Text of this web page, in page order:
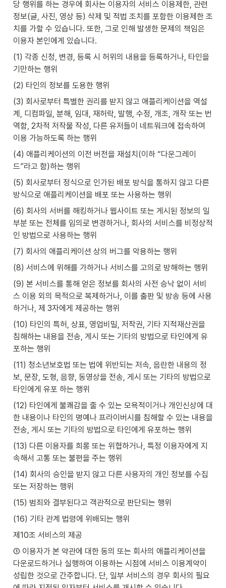
당 행위를 하는 경우에 회사는 이용자의 서비스 이용제한, 관련
정보(글, 사진, 영상 등) 삭제 및 적법 조치를 포함한 이용제한 조
치를 가할 수 있습니다. 또한, 그로 인해 발생한 문제의 책임은
이용자 본인에게 있습니다.
(1) 각종 신청, 변경, 등록 시 허위의 내용을 등록하거나, 타인을
기만하는 행위
(2) 타인의 정보를 도용한 행위
(3) 회사로부터 특별한 권리를 받지 않고 애플리케이션을 역설
계, 디컴파일, 분해, 임대, 재허락, 발행, 수정, 개조, 개작 또는 번
역함, 2차적 저작물 작성, 다른 유저들이 네트워크에 접속하여
이용 가능하도록 하는 행위
(4) 애플리케이션의 이전 버전을 재설치(이하 “다운그레이
드”라고 함)하는 행위
(5) 회사로부터 정식으로 인가된 배포 방식을 통하지 않고 다른
방식으로 애플리케이션을 배포 또는 사용하는 행위
(6) 회사의 서버를 해킹하거나 웹사이트 또는 게시된 정보의 일
부분 또는 전체를 임의로 변경하거나, 회사의 서비스를 비정상적
인 방법으로 사용하는 행위
(7) 회사의 애플리케이션 상의 버그를 악용하는 행위
(8) 서비스에 위해를 가하거나 서비스를 고의로 방해하는 행위
(9) 본 서비스를 통해 얻은 정보를 회사의 사전 승낙 없이 서비
스 이용 외의 목적으로 복제하거나, 이를 출판 및 방송 등에 사용
하거나, 제 3자에게 제공하는 행위
(10) 타인의 특허, 상표, 영업비밀, 저작권, 기타 지적재산권을
침해하는 내용을 전송, 게시 또는 기타의 방법으로 타인에게 유
포하는 행위
(11) 청소년보호법 또는 법에 위반되는 저속, 음란한 내용의 정
보, 문장, 도형, 음향, 동영상을 전송, 게시 또는 기타의 방법으로
타인에게 유포 하는 행위
(12) 타인에게 불쾌감을 줄 수 있는 모욕적이거나 개인신상에 대
한 내용이나 타인의 명예나 프라이버시를 침해할 수 있는 내용을
전송, 게시 또는 기타의 방법으로 타인에게 유포하는 행위
(13) 다른 이용자를 희롱 또는 위협하거나, 특정 이용자에게 지
속해서 고통 또는 불편을 주는 행위
(14) 회사의 승인을 받지 않고 다른 사용자의 개인 정보를 수집
또는 저장하는 행위
(15) 범죄와 결부된다고 객관적으로 판단되는 행위
(16) 기타 관계 법령에 위배되는 행위
제10조 서비스의 제공
① 이용자가 본 약관에 대한 동의 또는 회사의 애플리케이션을
다운로드하거나 실행하여 이용하는 시점에 서비스 이용계약이
성립한 것으로 간주합니다. 단, 일부 서비스의 경우 회사의 필요